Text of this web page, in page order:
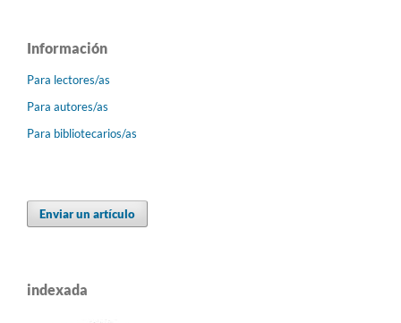
Información
Para lectores/as
Para autores/as
Para bibliotecarios/as
Enviar un artículo
indexada